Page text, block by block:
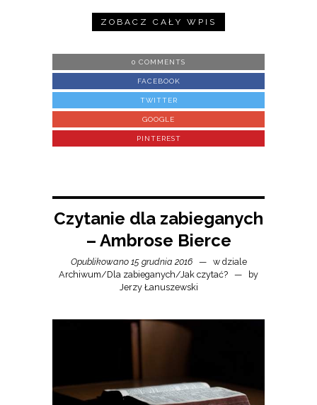
ZOBACZ CAŁY WPIS
0 COMMENTS
FACEBOOK
TWITTER
GOOGLE
PINTEREST
Czytanie dla zabieganych
– Ambrose Bierce
Opublikowano 15 grudnia 2016
w dziale
Archiwum/Dla zabieganych/Jak czytać?
by
Jerzy Łanuszewski